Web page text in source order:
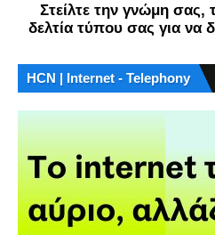
Στείλτε την γνώμη
δελτία τύπου σας για να
HCN | Internet - Telephony